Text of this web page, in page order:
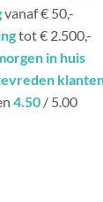
vanaf € 50,-
tot € 2.500,-
in huis
4.50 / 5.00